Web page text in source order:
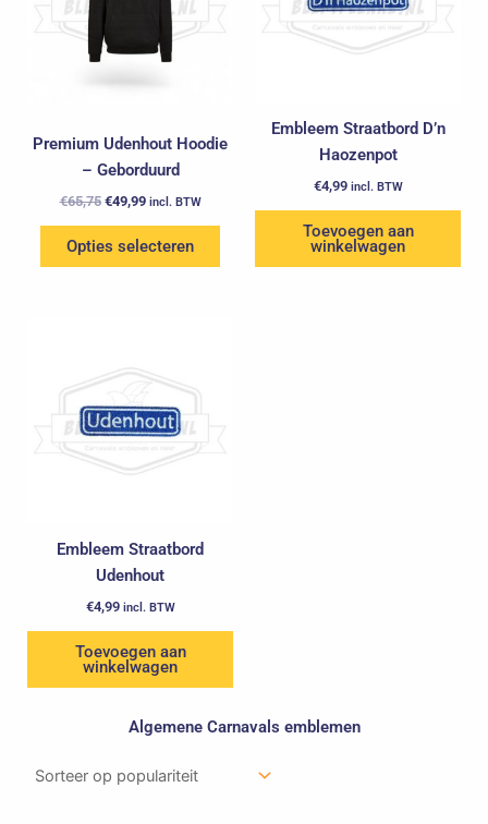
Premium Udenhout Hoodie
– Geborduurd
€65,75 €49,99 incl. BTW
Opties selecteren
variaties.
Deze
optie
worden
op
de
productpagina
Embleem Straatbord D’n
Haozenpot
€4,99 incl. BTW
Toevoegen aan
winkelwagen
Embleem Straatbord
Udenhout
€4,99 incl. BTW
Toevoegen aan
winkelwagen
Algemene Carnavals emblemen